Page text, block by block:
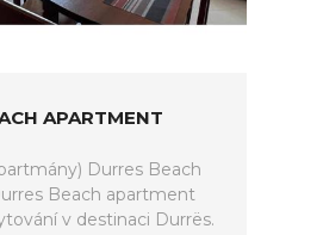
APARTMENT
Durres Beach
Beach apartment
v destinaci Durrës.